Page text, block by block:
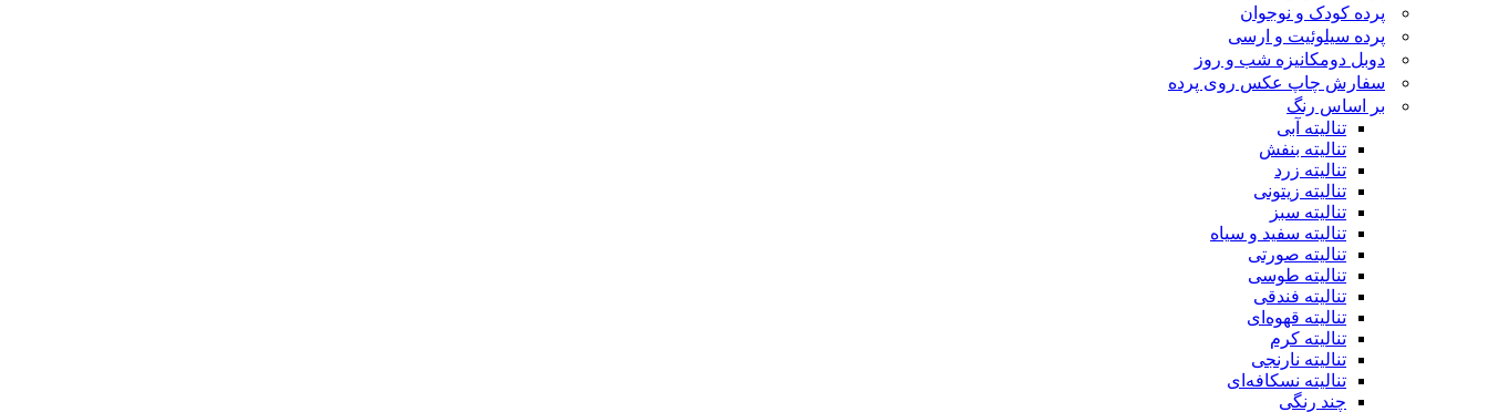
پرده کودک و نوجوان
پرده سیلوئیت و ارسی
دوبل دومکانیزه شب و روز
سفارش چاپ عکس روی پرده
بر اساس رنگ
تنالیته آبی
تنالیته بنفش
تنالیته زرد
تنالیته زیتونی
تنالیته سبز
تنالیته سفید و سیاه
تنالیته صورتی
تنالیته طوسی
تنالیته فندقی
تنالیته قهوه‌ای
تنالیته کرم
تنالیته نارنجی
تنالیته نسکافه‌ای
چند رنگی